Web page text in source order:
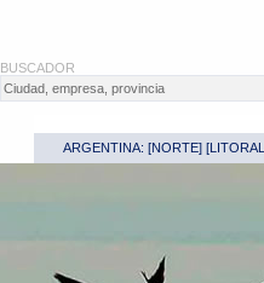
BUSCADOR
ARGENTINA: [NORTE] [LITORAL